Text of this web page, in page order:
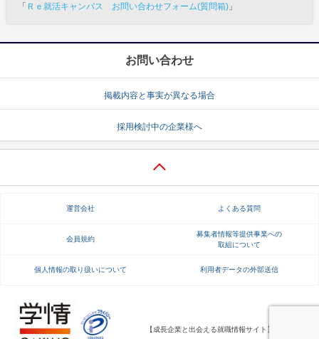
「 Ｒｅ就活キャンパス お問い合わせフォーム(質問箱) 」
お問い合わせ
掲載内容と事実が異なる場合
採用検討中の企業様へ
運営会社 よくある質問
会員規約
募集者情報等提供事業への
取組について
個人情報の取り扱いについて 利用者データの外部送信
【成長企業と出会える就職情報サイト】